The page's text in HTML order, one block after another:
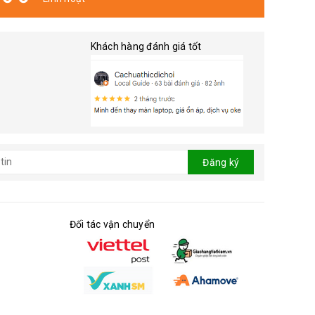
Khách hàng đánh giá tốt
Đăng ký
Đối tác vận chuyển